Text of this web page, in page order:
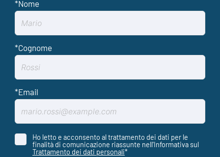
Ho letto e acconsento al trattamento dei dati per le
finalità di comunicazione riassunte nell'Informativa sul
Trattamento dei dati personali*